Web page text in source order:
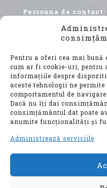
Pentru a oferi cea mai bună
cum ar fi cookie-uri, pentru
informațiile despre
aceste tehnologii ne
comportamentul de
Dacă nu îți dai
consimțământul dat poate
anumite funcționalități și
Administrează serviciile
Persoana de contact:
Achiziționarea unui
o decizie importantă,
investiție financiară
alegere ce vă va
mobilitatea pentru ani
© Auto